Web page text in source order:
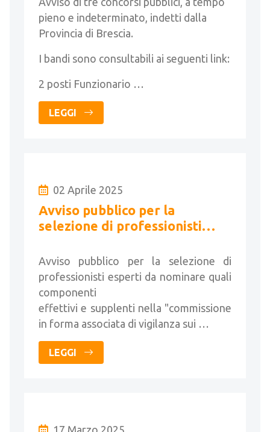
pieno e indeterminato, indetti dalla
Provincia di Brescia.
I bandi sono consultabili ai seguenti link:
2 posti Funzionario …
LEGGI
02 Aprile 2025
Avviso pubblico per la
selezione di professionisti
Avviso pubblico per la selezione di
professionisti esperti da nominare quali
componenti
effettivi e supplenti nella "commissione
in forma associata di vigilanza sui …
LEGGI
17 Marzo 2025